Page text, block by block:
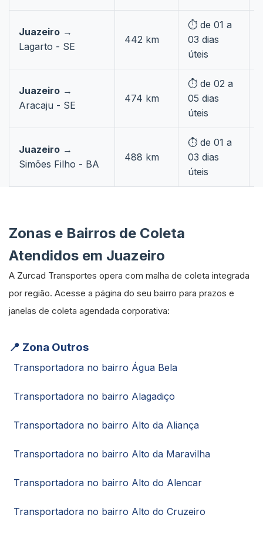
Juazeiro →
Lagarto - SE
442 km
⏱️ de 01 a
03 dias
úteis
Juazeiro →
Aracaju - SE
474 km
⏱️ de 02 a
05 dias
úteis
Juazeiro →
Simões Filho - BA
488 km
⏱️ de 01 a
03 dias
úteis
Zonas e Bairros de Coleta
Atendidos em Juazeiro
A Zurcad Transportes opera com malha de coleta integrada
por região. Acesse a página do seu bairro para prazos e
janelas de coleta agendada corporativa:
📍 Zona Outros
Transportadora no bairro Água Bela
Transportadora no bairro Alagadiço
Transportadora no bairro Alto da Aliança
Transportadora no bairro Alto da Maravilha
Transportadora no bairro Alto do Alencar
Transportadora no bairro Alto do Cruzeiro